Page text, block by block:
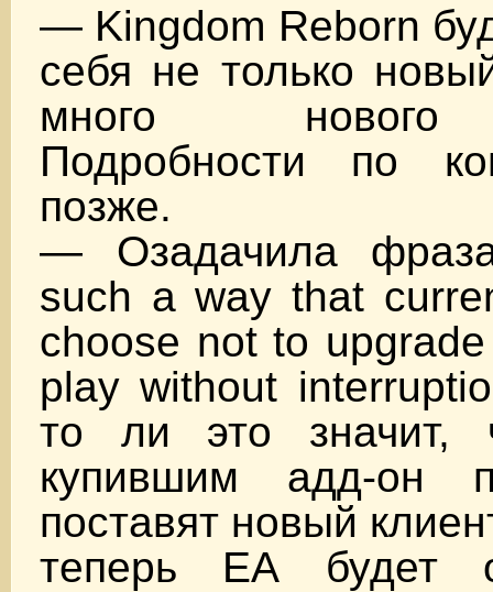
— Kingdom Reborn
себя не только
много нового
Подробности по
позже.
— Озадачила
such a way that
choose not to
play without
то ли это значит,
купившим адд-он
поставят новый
теперь ЕА будет